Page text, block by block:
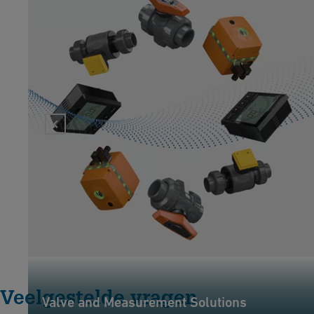
Valve and Measurement Solutions
Veelgestelde vragen